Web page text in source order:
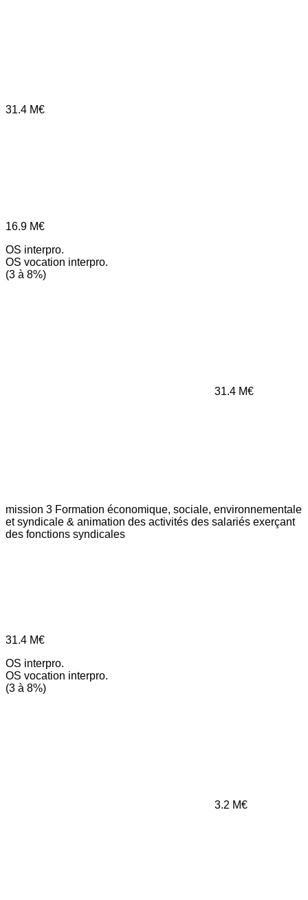
31.4 M€
16.9 M€
OS interpro.
OS vocation interpro.
(3 à 8%)
31.4 M€
mission 3 Formation économique, sociale, environnementale
et syndicale & animation des activités des salariés exerçant
des fonctions syndicales
31.4 M€
OS interpro.
OS vocation interpro.
(3 à 8%)
3.2 M€